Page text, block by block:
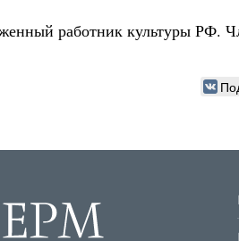
работник культуры РФ.